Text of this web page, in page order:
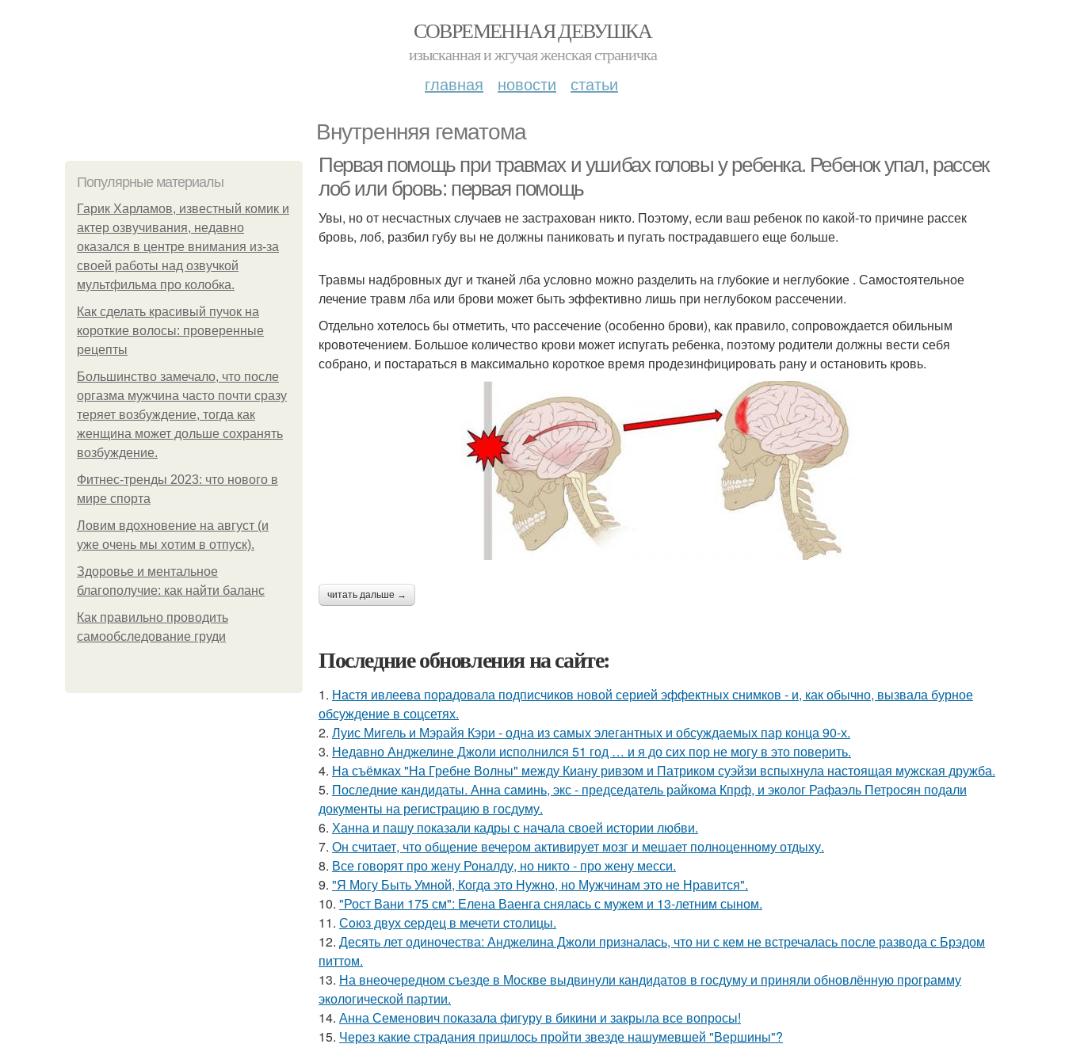
СОВРЕМЕННАЯ ДЕВУШКА
изысканная и жгучая женская страничка
главная новости статьи
Внутренняя гематома
Популярные материалы
Гарик Харламов, известный комик и
актер озвучивания, недавно
оказался в центре внимания из-за
своей работы над озвучкой
мультфильма про колобка.
Как сделать красивый пучок на
короткие волосы: проверенные
рецепты
Большинство замечало, что после
оргазма мужчина часто почти сразу
теряет возбуждение, тогда как
женщина может дольше сохранять
возбуждение.
Фитнес-тренды 2023: что нового в
мире спорта
Ловим вдохновение на август (и
уже очень мы хотим в отпуск).
Здоровье и ментальное
благополучие: как найти баланс
Как правильно проводить
самообследование груди
Первая помощь при травмах и ушибах головы у ребенка. Ребенок упал, рассек
лоб или бровь: первая помощь
Увы, но от несчастных случаев не застрахован никто. Поэтому, если ваш ребенок по какой-то причине рассек
бровь, лоб, разбил губу вы не должны паниковать и пугать пострадавшего еще больше.
Травмы надбровных дуг и тканей лба условно можно разделить на глубокие и неглубокие . Самостоятельное
лечение травм лба или брови может быть эффективно лишь при неглубоком рассечении.
Отдельно хотелось бы отметить, что рассечение (особенно брови), как правило, сопровождается обильным
кровотечением. Большое количество крови может испугать ребенка, поэтому родители должны вести себя
собрано, и постараться в максимально короткое время продезинфицировать рану и остановить кровь.
читать дальше →
Последние обновления на сайте:
1. Настя ивлеева порадовала подписчиков новой серией эффектных снимков - и, как обычно, вызвала бурное
обсуждение в соцсетях.
2. Луис Мигель и Мэрайя Кэри - одна из самых элегантных и обсуждаемых пар конца 90-х.
3. Недавно Анджелине Джоли исполнился 51 год … и я до сих пор не могу в это поверить.
4. На съёмках "На Гребне Волны" между Киану ривзом и Патриком суэйзи вспыхнула настоящая мужская дружба.
5. Последние кандидаты. Анна саминь, экс - председатель райкома Кпрф, и эколог Рафаэль Петросян подали
документы на регистрацию в госдуму.
6. Ханна и пашу показали кадры с начала своей истории любви.
7. Он считает, что общение вечером активирует мозг и мешает полноценному отдыху.
8. Все говорят про жену Роналду, но никто - про жену месси.
9. "Я Могу Быть Умной, Когда это Нужно, но Мужчинам это не Нравится".
10. "Рост Вани 175 см": Елена Ваенга снялась с мужем и 13-летним сыном.
11. Сoюз двух cеpдец в мечети cтoлицы.
12. Десять лет одиночества: Анджелина Джоли призналась, что ни с кем не встречалась после развода с Брэдом
питтом.
13. На внеочередном съезде в Москве выдвинули кандидатов в госдуму и приняли обновлённую программу
экологической партии.
14. Анна Семенович показала фигуру в бикини и закрыла все вопросы!
15. Через какие страдания пришлось пройти звезде нашумевшей "Вершины"?